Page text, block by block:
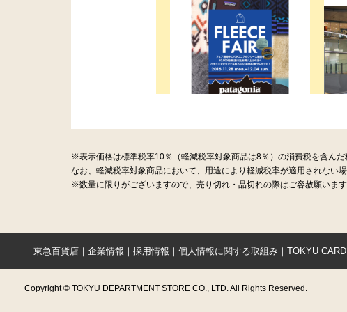
※表示価格は標準税率10％（軽減税率対象商品は8％）の消費税を含んだ
なお、軽減税率対象商品において、用途により軽減税率が適用されない
※数量に限りがございますので、売り切れ・品切れの際はご容赦願いま
｜ 東急百貨店 ｜ 企業情報 ｜ 採用情報 ｜ 個人情報に関する取組み ｜ TOKYU
Copyright © TOKYU DEPARTMENT STORE CO., LTD. All Rights Reserved.